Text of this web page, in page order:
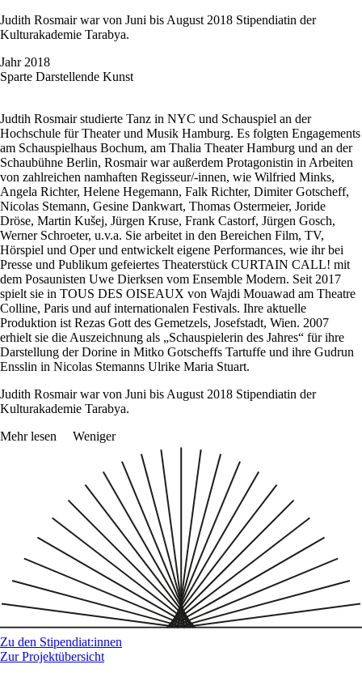
Judith Rosmair war von Juni bis August 2018 Stipendiatin der
Kulturakademie Tarabya.
Jahr 2018
Sparte Darstellende Kunst
Judtih Rosmair studierte Tanz in NYC und Schauspiel an der
Hochschule für Theater und Musik Hamburg. Es folgten Engagements
am Schauspielhaus Bochum, am Thalia Theater Hamburg und an der
Schaubühne Berlin, Rosmair war außerdem Protagonistin in Arbeiten
von zahlreichen namhaften Regisseur/-innen, wie Wilfried Minks,
Angela Richter, Helene Hegemann, Falk Richter, Dimiter Gotscheff,
Nicolas Stemann, Gesine Dankwart, Thomas Ostermeier, Joride
Dröse, Martin Kušej, Jürgen Kruse, Frank Castorf, Jürgen Gosch,
Werner Schroeter, u.v.a. Sie arbeitet in den Bereichen Film, TV,
Hörspiel und Oper und entwickelt eigene Performances, wie ihr bei
Presse und Publikum gefeiertes Theaterstück CURTAIN CALL! mit
dem Posaunisten Uwe Dierksen vom Ensemble Modern. Seit 2017
spielt sie in TOUS DES OISEAUX von Wajdi Mouawad am Theatre
Colline, Paris und auf internationalen Festivals. Ihre aktuelle
Produktion ist Rezas Gott des Gemetzels, Josefstadt, Wien. 2007
erhielt sie die Auszeichnung als „Schauspielerin des Jahres“ für ihre
Darstellung der Dorine in Mitko Gotscheffs Tartuffe und ihre Gudrun
Ensslin in Nicolas Stemanns Ulrike Maria Stuart.
Judith Rosmair war von Juni bis August 2018 Stipendiatin der
Kulturakademie Tarabya.
Mehr lesen
Weniger
Zu den Stipendiat:innen
Zur Projektübersicht